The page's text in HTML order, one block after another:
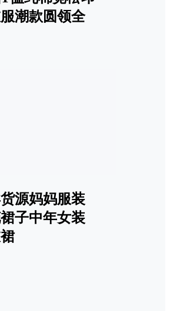
潮款圆领全
源妈妈服装
子中年女装